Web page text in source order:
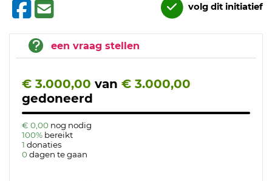
volg dit initiatief
een vraag stellen
€ 3.000,00 van € 3.000,00
gedoneerd
€ 0,00 nog nodig
100% bereikt
1 donaties
0 dagen te gaan